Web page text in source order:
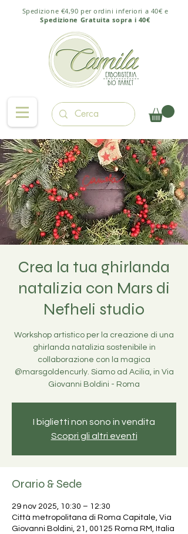
Spedizione €4,90 per ordini inferiori a 40€ e
Spedizione Gratuita sopra i 40€
Crea la tua ghirlanda
natalizia con Mars di
Nefheli studio
Workshop artistico per la creazione di una
ghirlanda natalizia sostenibile in
collaborazione con la magica
@marsgoldencurly. Siamo ad Acilia, in Via
Giovanni Boldini - Roma
I biglietti non sono in vendita
Scopri gli altri eventi
Orario & Sede
29 nov 2025, 10:30 – 12:30
Città metropolitana di Roma Capitale, Via
Giovanni Boldini, 21, 00125 Roma RM, Italia